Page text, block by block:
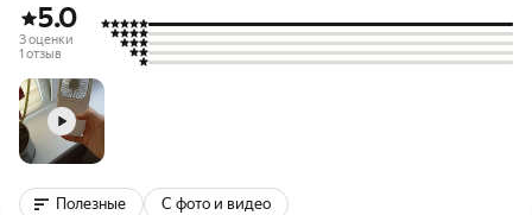
5.0
3 оценки
1 отзыв
Полезные С фото и видео